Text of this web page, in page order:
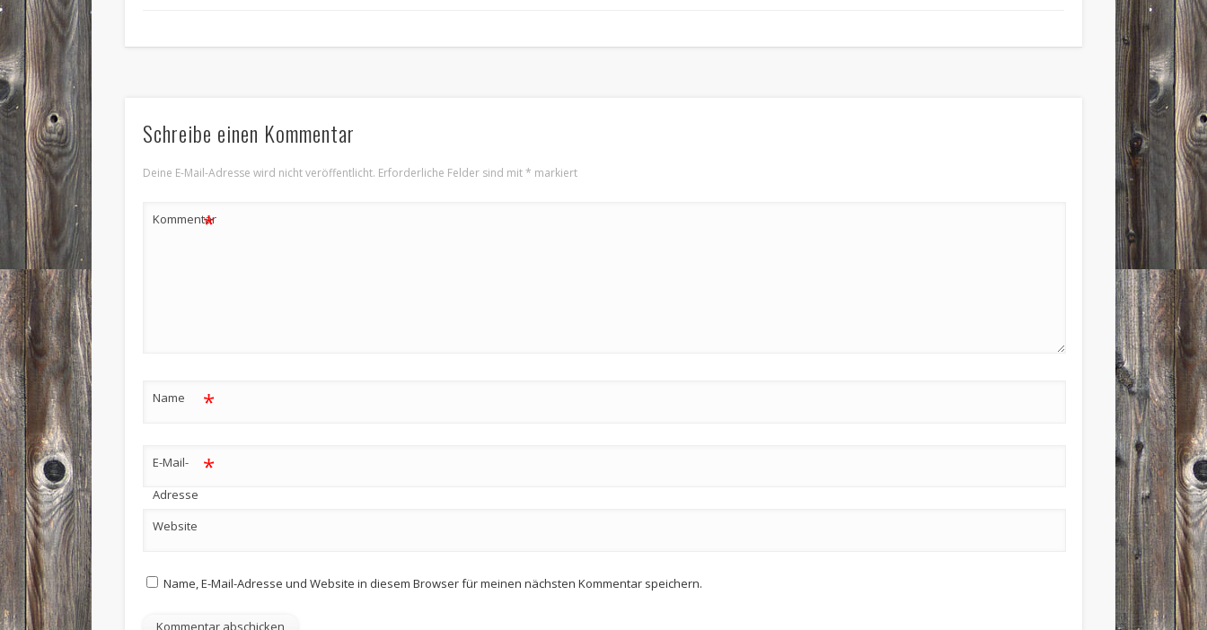
Schreibe einen Kommentar
Deine E-Mail-Adresse wird nicht veröffentlicht. Erforderliche Felder sind mit* markiert
Kommentar
*
Name *
E-Mail-
Adresse
*
Website
Name, E-Mail-Adresse und Website in diesem Browser für meinen nächsten Kommentar speichern.